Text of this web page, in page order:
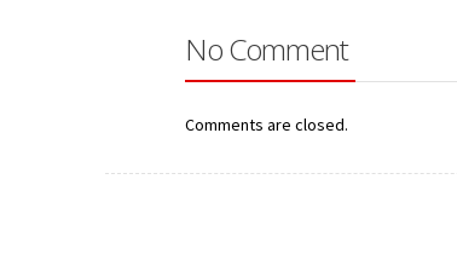
No Comment
Comments are closed.